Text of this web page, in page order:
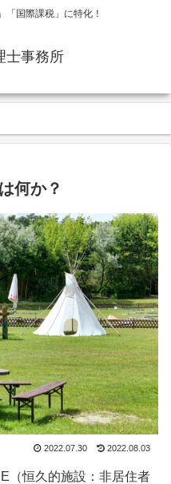
「国際課税」に特化！
士事務所
何か？
2022.07.30 2022.08.03
（恒久的施設：非居住者